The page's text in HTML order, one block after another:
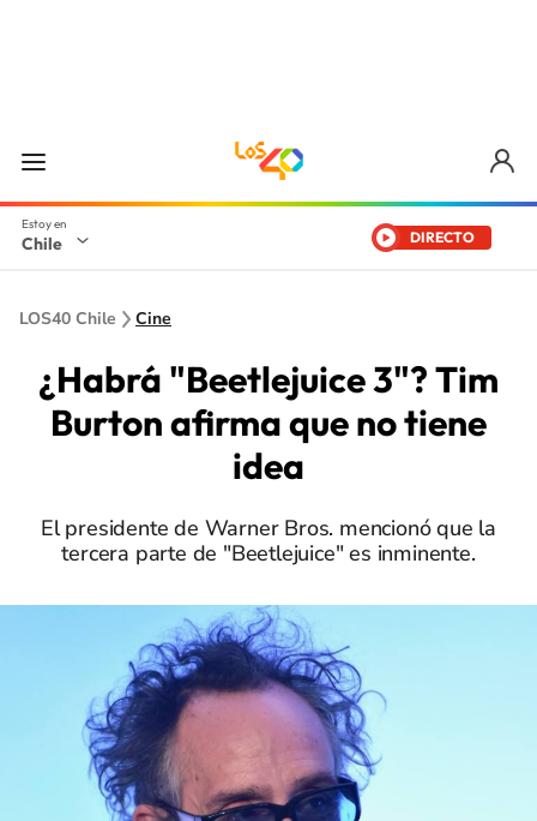
Chile DIRECTO
LOS40 Chile Cine
¿Habrá "Beetlejuice 3"? Tim
Burton afirma que no tiene
idea
El presidente de Warner Bros. mencionó que la
tercera parte de "Beetlejuice" es inminente.